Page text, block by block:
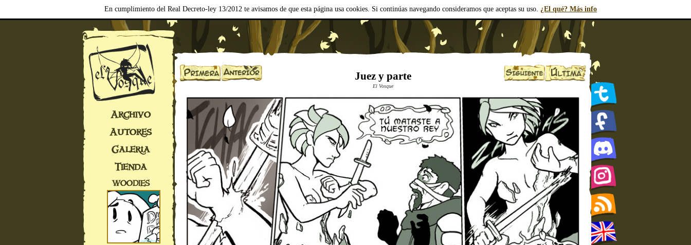
En cumplimiento del Real Decreto-ley 13/2012 te avisamos de que esta página usa cookies. Si continúas navegando consideramos que aceptas su uso. ¿El qué? Más info
Archivo
Autores
Galería
Tienda
WOODIES
Juez y parte
El Vosque